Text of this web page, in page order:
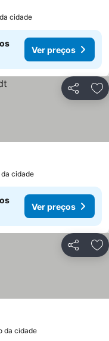
cidade
Ver preços
Partilhar
cidade
Ver preços
Partilhar
da cidade